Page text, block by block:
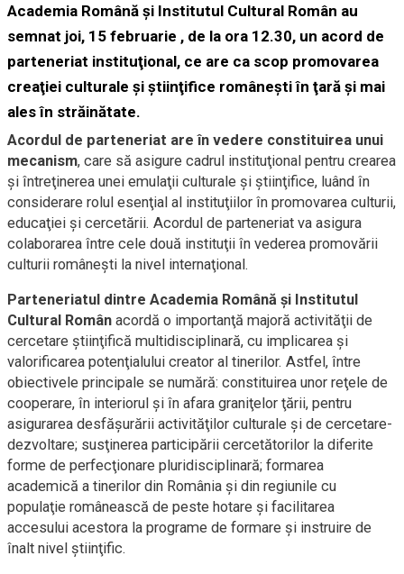
Academia Română şi Institutul Cultural Român au
semnat joi, 15 februarie , de la ora 12.30, un acord de
parteneriat instituţional, ce are ca scop promovarea
creaţiei culturale şi ştiinţifice româneşti în ţară şi mai
ales în străinătate.
Acordul de parteneriat are în vedere constituirea unui
mecanism, care să asigure cadrul instituţional pentru crearea
şi întreţinerea unei emulaţii culturale şi ştiinţifice, luând în
considerare rolul esenţial al instituţiilor în promovarea culturii,
educaţiei şi cercetării. Acordul de parteneriat va asigura
colaborarea între cele două instituţii în vederea promovării
culturii româneşti la nivel internaţional.
Parteneriatul dintre Academia Română şi Institutul
Cultural Român acordă o importanţă majoră activităţii de
cercetare ştiinţifică multidisciplinară, cu implicarea şi
valorificarea potenţialului creator al tinerilor. Astfel, între
obiectivele principale se numără: constituirea unor reţele de
cooperare, în interiorul şi în afara graniţelor ţării, pentru
asigurarea desfăşurării activităţilor culturale şi de cercetare-
dezvoltare; susţinerea participării cercetătorilor la diferite
forme de perfecţionare pluridisciplinară; formarea
academică a tinerilor din România şi din regiunile cu
populaţie românească de peste hotare şi facilitarea
accesului acestora la programe de formare şi instruire de
înalt nivel ştiinţific.